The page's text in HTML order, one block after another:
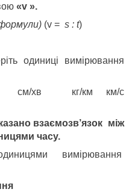
«v ».
(v = s : t)
одиниці вимірювання
см/хв кг/км км/с
взаємозв’язок між
часу.
вимірювання